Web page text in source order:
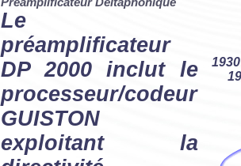
Le
préamplificateur
DP 2000 inclut le
processeur/codeur
GUISTON
exploitant la
1930